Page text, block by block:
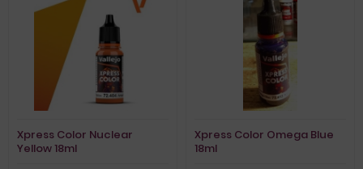
Xpress Color Nuclear
Yellow 18ml
Xpress Color Omega Blue
18ml